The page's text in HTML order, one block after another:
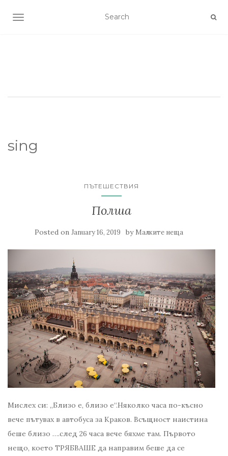
TOGGLE NAVIGATION
sing
ПЪТЕШЕСТВИЯ
Полша
Posted on January 16, 2019 by Малките неща
Мислех си: „Близо е, близо е“.Няколко часа по-късно
вече пътувах в автобуса за Краков. Всъщност наистина
беше близо ….след 26 часа вече бяхме там. Първото
нещо, което ТРЯБВАШЕ да направим беше да се